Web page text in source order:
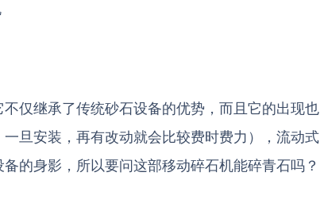
仅继承了传统砂石设备的优势，而且它的出现也
旦安装，再有改动就会比较费时费力），流动式
的身影，所以要问这部移动碎石机能碎青石吗？